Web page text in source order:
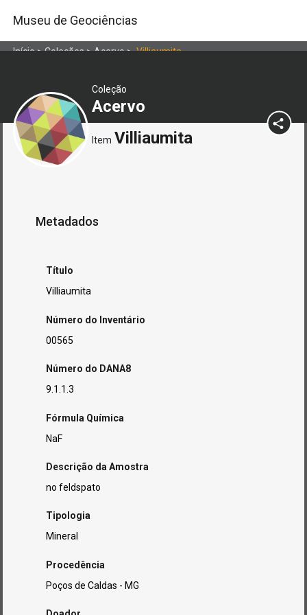
Museu de Geociências
Início>Coleções>Acervo>Villiaumita
Coleção
Acervo
Item Villiaumita
Metadados
Título
Villiaumita
Número do Inventário
00565
Número do DANA8
9.1.1.3
Fórmula Química
NaF
Descrição da Amostra
no feldspato
Tipologia
Mineral
Procedência
Poços de Caldas - MG